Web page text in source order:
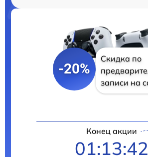
-20%
Скидка по
записи на
Конец акции
01:13:42